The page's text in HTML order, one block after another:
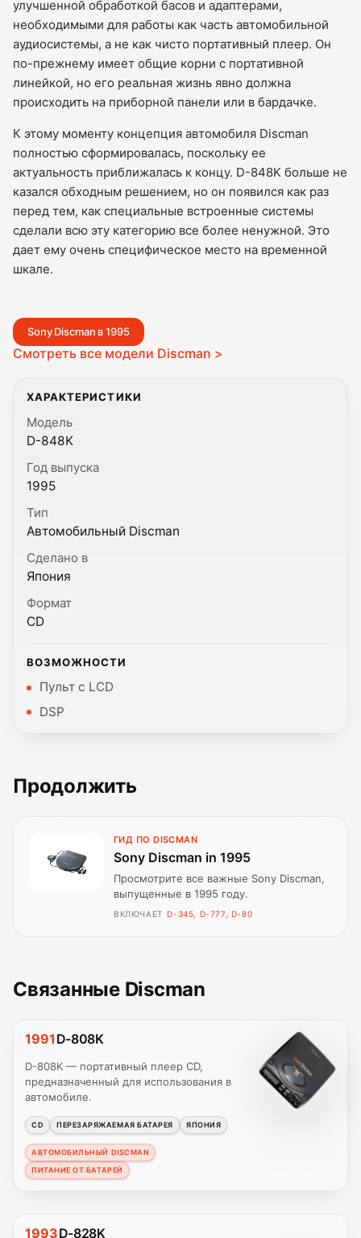
улучшенной обработкой басов и адаптерами,
необходимыми для работы как часть автомобильной
аудиосистемы, а не как чисто портативный плеер. Он
по-прежнему имеет общие корни с портативной
линейкой, но его реальная жизнь явно должна
происходить на приборной панели или в бардачке.
К этому моменту концепция автомобиля Discman
полностью сформировалась, поскольку ее
актуальность приближалась к концу. D-848K больше не
казался обходным решением, но он появился как раз
перед тем, как специальные встроенные системы
сделали всю эту категорию все более ненужной. Это
дает ему очень специфическое место на временной
шкале.
Sony Discman в 1995
Смотреть все модели Discman >
ХАРАКТЕРИСТИКИ
Модель
D-848K
Год выпуска
1995
Тип
Автомобильный Discman
Сделано в
Япония
Формат
CD
ВОЗМОЖНОСТИ
Пульт с LCD
DSP
Продолжить
ГИД ПО DISCMAN
Sony Discman in 1995
Просмотрите все важные Sony Discman,
выпущенные в 1995 году.
ВКЛЮЧАЕТ D-345, D-777, D-80
Связанные Discman
1991 D-808K
D-808K — портативный плеер CD,
предназначенный для использования в
автомобиле.
CD ПЕРЕЗАРЯЖАЕМАЯ БАТАРЕЯ ЯПОНИЯ
АВТОМОБИЛЬНЫЙ DISCMAN
ПИТАНИЕ ОТ БАТАРЕЙ
1993D-828K